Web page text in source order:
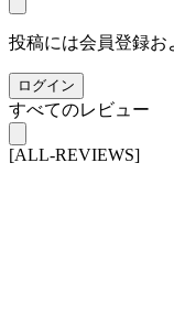
投稿には会員登録お
ログイン
すべてのレビュー
[ALL-REVIEWS]